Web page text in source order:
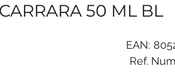
50 ML BL
EAN:
Ref.